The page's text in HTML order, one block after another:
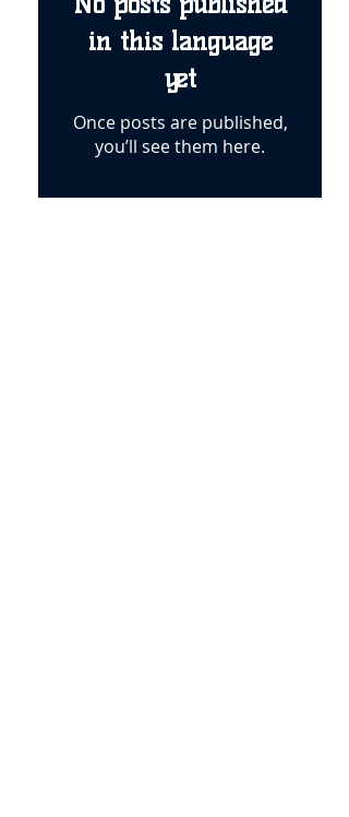
in this language
yet
Once posts are published,
you’ll see them here.